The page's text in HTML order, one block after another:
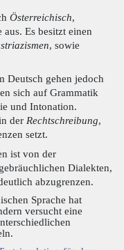
Österreichisch,
Es besitzt einen
, sowie
Deutsch gehen jedoch
sich auf Grammatik
und Intonation.
der Rechtschreibung,
setzt.
ist von der
Dialekten,
abzugrenzen.
Sprache hat
versucht eine